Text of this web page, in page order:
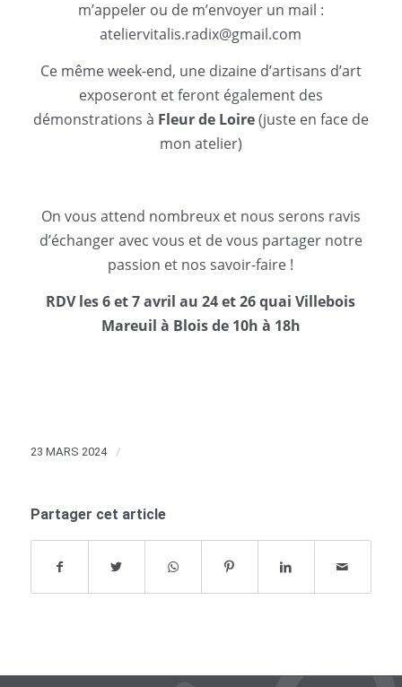
m’appeler ou de m’envoyer un mail :
ateliervitalis.radix@gmail.com
Ce même week-end, une dizaine d’artisans d’art
exposeront et feront également des
démonstrations à Fleur de Loire(juste en face de
mon atelier)
On vous attend nombreux et nous serons ravis
d’échanger avec vous et de vous partager notre
passion et nos savoir-faire !
RDV les 6 et 7 avril au 24 et 26 quai Villebois
Mareuil à Blois de 10h à 18h
23 MARS 2024 /
Partager cet article